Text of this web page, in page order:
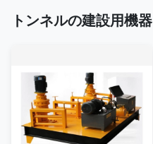
トンネルの建設用機器